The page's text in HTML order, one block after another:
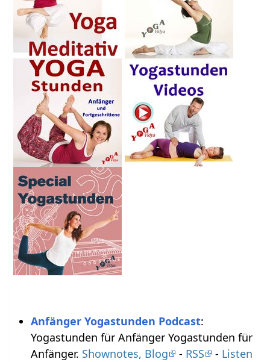
Anfänger Yogastunden Podcast:
Yogastunden für Anfänger Yogastunden für
Anfänger. Shownotes, Blog - RSS - Listen